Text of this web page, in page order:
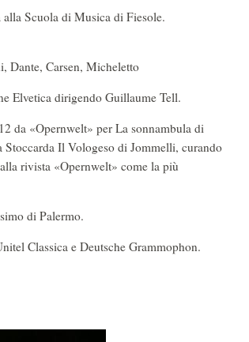
Scuola di Musica di Fiesole.
Dante, Carsen, Micheletto
Elvetica dirigendo Guillaume Tell.
da «Opernwelt» per La sonnambula di
Il Vologeso di Jommelli, curando
rivista «Opernwelt» come la più
di Palermo.
Classica e Deutsche Grammophon.